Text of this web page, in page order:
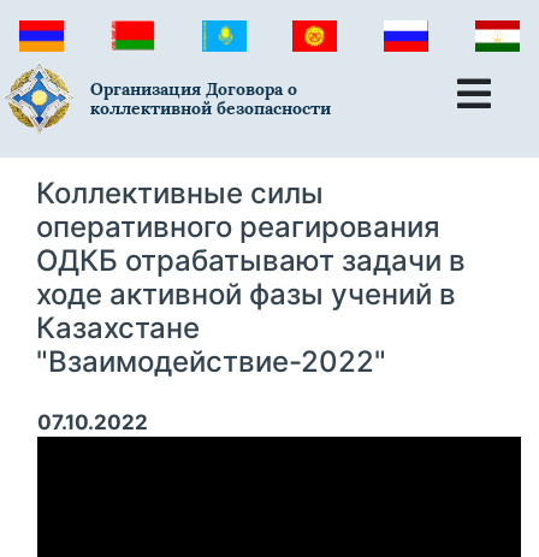
Организация Договора о
коллективной безопасности
Коллективные силы
оперативного реагирования
ОДКБ отрабатывают задачи в
ходе активной фазы учений в
Казахстане
"Взаимодействие-2022"
07.10.2022